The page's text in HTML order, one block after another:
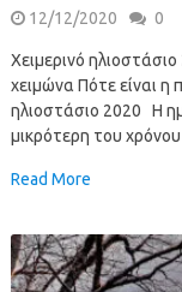
12/12/2020 0
Χειμερινό
χειμώνα Πότε είναι η
ηλιοστάσιο 2020 Η
μικρότερη του
Read More